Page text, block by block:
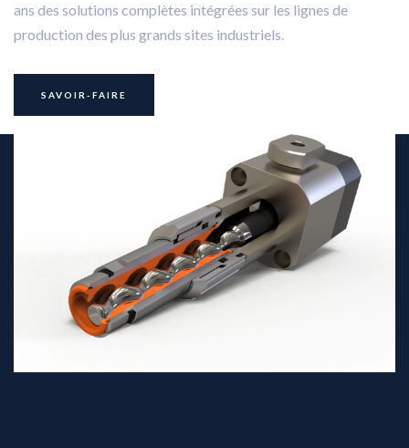
ans des solutions complètes intégrées sur les lignes de
production des plus grands sites industriels.
SAVOIR-FAIRE